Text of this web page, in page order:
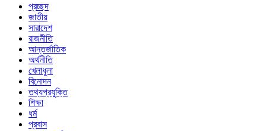
প্রচ্ছদ
জাতীয়
সারাদেশ
রাজনীতি
আন্তর্জাতিক
অর্থনীতি
খেলাধুলা
বিনোদন
তথ্যপ্রযুক্তি
শিক্ষা
ধর্ম
প্রবাস